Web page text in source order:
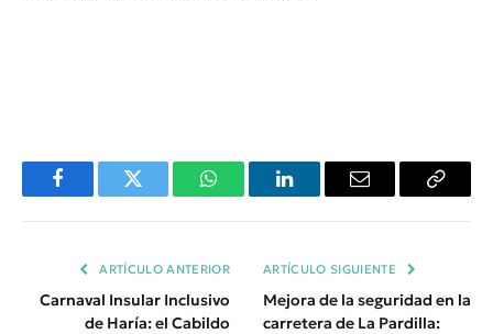
FacebookTwitter WhatsAppLinkedInEmail
Copiar
ARTÍCULO ANTERIOR
Carnaval Insular Inclusivo
de Haría: el Cabildo
ARTÍCULO SIGUIENTE
Mejora de la seguridad en la
carretera de La Pardilla: